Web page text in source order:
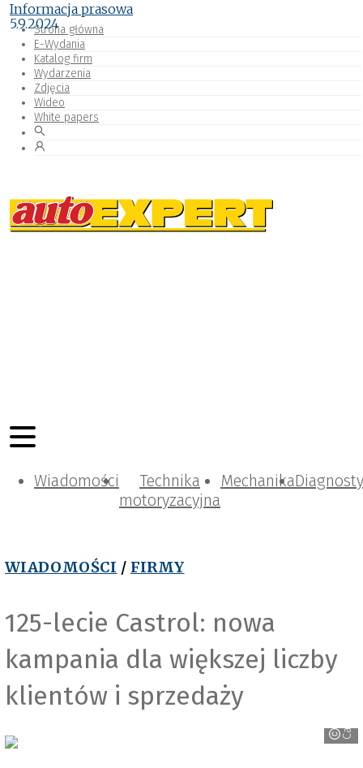
Strona główna
E-Wydania
Katalog firm
Wydarzenia
Zdjęcia
Wideo
White papers
Wiadomości
Technika
motoryzacyjna
Mechanika
WIADOMOŚCI / FIRMY
125-lecie Castrol: nowa
kampania dla większej liczby
klientów i sprzedaży
Castrol
Informacja prasowa
5.9.2024